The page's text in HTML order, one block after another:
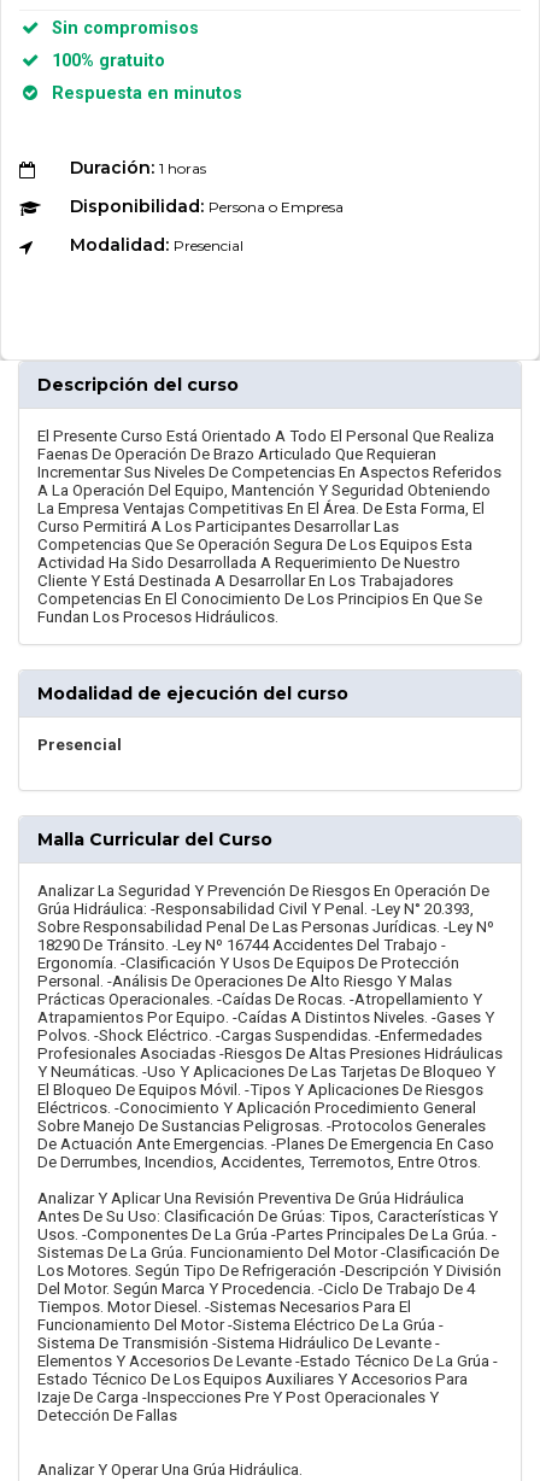
Sin compromisos
100% gratuito
Respuesta en minutos
Duración: 1 horas
Disponibilidad: Persona o Empresa
Modalidad: Presencial
Descripción del curso
El Presente Curso Está Orientado A Todo El Personal Que Realiza
Faenas De Operación De Brazo Articulado Que Requieran
Incrementar Sus Niveles De Competencias En Aspectos Referidos
A La Operación Del Equipo, Mantención Y Seguridad Obteniendo
La Empresa Ventajas Competitivas En El Área. De Esta Forma, El
Curso Permitirá A Los Participantes Desarrollar Las
Competencias Que Se Operación Segura De Los Equipos Esta
Actividad Ha Sido Desarrollada A Requerimiento De Nuestro
Cliente Y Está Destinada A Desarrollar En Los Trabajadores
Competencias En El Conocimiento De Los Principios En Que Se
Fundan Los Procesos Hidráulicos.
Modalidad de ejecución del curso
Presencial
Malla Curricular del Curso
Analizar La Seguridad Y Prevención De Riesgos En Operación De
Grúa Hidráulica: -Responsabilidad Civil Y Penal. -Ley N° 20.393,
Sobre Responsabilidad Penal De Las Personas Jurídicas. -Ley Nº
18290 De Tránsito. -Ley Nº 16744 Accidentes Del Trabajo -
Ergonomía. -Clasificación Y Usos De Equipos De Protección
Personal. -Análisis De Operaciones De Alto Riesgo Y Malas
Prácticas Operacionales. -Caídas De Rocas. -Atropellamiento Y
Atrapamientos Por Equipo. -Caídas A Distintos Niveles. -Gases Y
Polvos. -Shock Eléctrico. -Cargas Suspendidas. -Enfermedades
Profesionales Asociadas -Riesgos De Altas Presiones Hidráulicas
Y Neumáticas. -Uso Y Aplicaciones De Las Tarjetas De Bloqueo Y
El Bloqueo De Equipos Móvil. -Tipos Y Aplicaciones De Riesgos
Eléctricos. -Conocimiento Y Aplicación Procedimiento General
Sobre Manejo De Sustancias Peligrosas. -Protocolos Generales
De Actuación Ante Emergencias. -Planes De Emergencia En Caso
De Derrumbes, Incendios, Accidentes, Terremotos, Entre Otros.
Analizar Y Aplicar Una Revisión Preventiva De Grúa Hidráulica
Antes De Su Uso: Clasificación De Grúas: Tipos, Características Y
Usos. -Componentes De La Grúa -Partes Principales De La Grúa. -
Sistemas De La Grúa. Funcionamiento Del Motor -Clasificación De
Los Motores. Según Tipo De Refrigeración -Descripción Y División
Del Motor. Según Marca Y Procedencia. -Ciclo De Trabajo De 4
Tiempos. Motor Diesel. -Sistemas Necesarios Para El
Funcionamiento Del Motor -Sistema Eléctrico De La Grúa -
Sistema De Transmisión -Sistema Hidráulico De Levante -
Elementos Y Accesorios De Levante -Estado Técnico De La Grúa -
Estado Técnico De Los Equipos Auxiliares Y Accesorios Para
Izaje De Carga -Inspecciones Pre Y Post Operacionales Y
Detección De Fallas
Analizar Y Operar Una Grúa Hidráulica.